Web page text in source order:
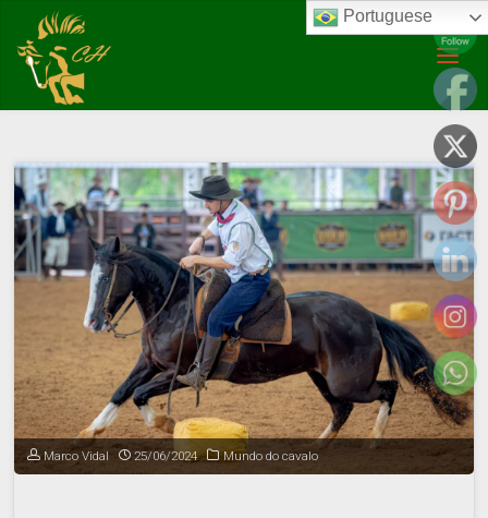
Marco Vidal 25/06/2024 Mundo do cavalo
Portuguese